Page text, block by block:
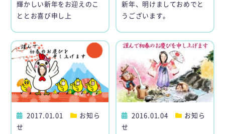
輝かしい新年をお迎えのこ
ととお喜び申し上
新年、明けましておめでと
うございます。
2017.01.01
お知ら
せ
2016.01.04
お知ら
せ